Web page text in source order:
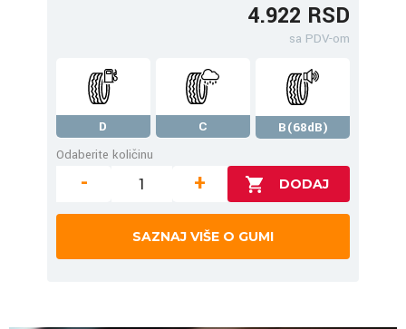
4.922 RSD
sa PDV-om
D C
B(68dB)
Odaberite količinu
- +
SAZNAJ VIŠE O GUMI